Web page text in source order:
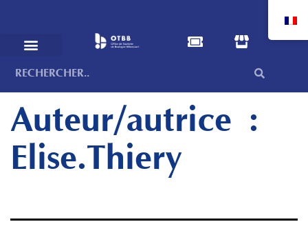
Auteur/autrice :
Elise.Thiery